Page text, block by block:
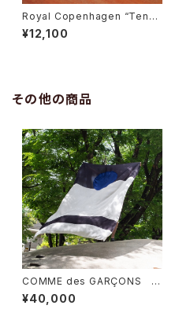
Royal Copenhagen “Tener
a” Butter Case
¥12,100
その他の商品
COMME des GARÇONS 一
枚布
¥40,000